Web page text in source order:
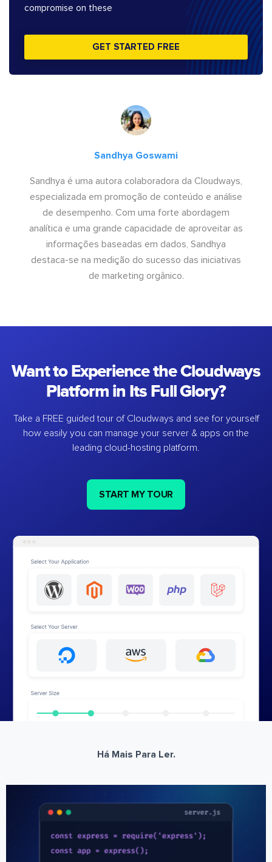
compromise on these
GET STARTED FREE
Sandhya Goswami
Sandhya é uma autora colaboradora da Cloudways,
especializada em promoção de conteúdo e análise
de desempenho. Com uma forte abordagem
analítica e uma grande capacidade de aproveitar as
informações baseadas em dados, Sandhya
destaca-se na medição do sucesso das iniciativas
de marketing orgânico.
Want to Experience the Cloudways
Platform in Its Full Glory?
Take a FREE guided tour of Cloudways and see for yourself
how easily you can manage your server & apps on the
leading cloud-hosting platform.
START MY TOUR
Há Mais Para Ler.